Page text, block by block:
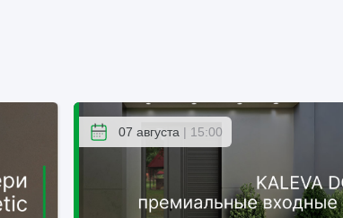
07 августа | 15:00